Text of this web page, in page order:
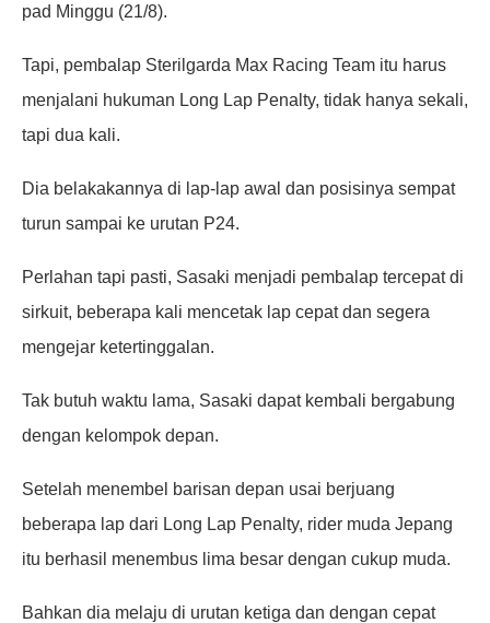
pad Minggu (21/8).
Tapi, pembalap Sterilgarda Max Racing Team itu harus
menjalani hukuman Long Lap Penalty, tidak hanya sekali,
tapi dua kali.
Dia belakakannya di lap-lap awal dan posisinya sempat
turun sampai ke urutan P24.
Perlahan tapi pasti, Sasaki menjadi pembalap tercepat di
sirkuit, beberapa kali mencetak lap cepat dan segera
mengejar ketertinggalan.
Tak butuh waktu lama, Sasaki dapat kembali bergabung
dengan kelompok depan.
Setelah menembel barisan depan usai berjuang
beberapa lap dari Long Lap Penalty, rider muda Jepang
itu berhasil menembus lima besar dengan cukup muda.
Bahkan dia melaju di urutan ketiga dan dengan cepat